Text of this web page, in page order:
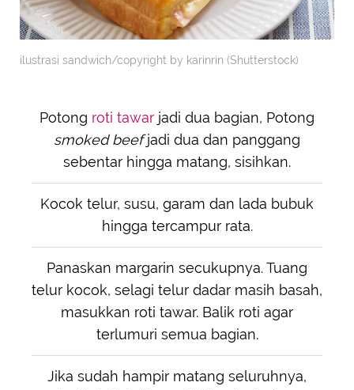
ilustrasi sandwich/copyright by karinrin (Shutterstock)
Potong roti tawar jadi dua bagian, Potong
smoked beefjadi dua dan panggang
sebentar hingga matang, sisihkan.
Kocok telur, susu, garam dan lada bubuk
hingga tercampur rata.
Panaskan margarin secukupnya. Tuang
telur kocok, selagi telur dadar masih basah,
masukkan roti tawar. Balik roti agar
terlumuri semua bagian.
Jika sudah hampir matang seluruhnya,